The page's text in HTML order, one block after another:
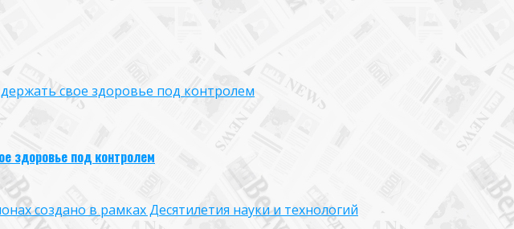
свое здоровье под контролем
здоровье под контролем
создано в рамках Десятилетия науки и технологий